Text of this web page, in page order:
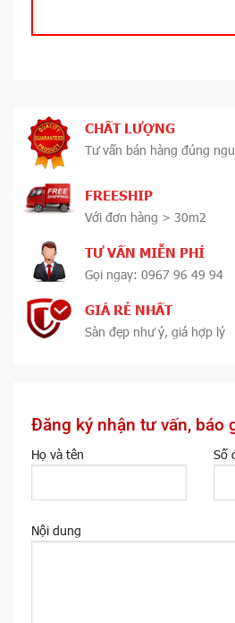
CHẤT LƯỢNG
Tư vấn bán hàng đúng
FREESHIP
Với đơn hàng > 30m2
TƯ VẤN MIỄN PHÍ
Gọi ngay: 0967 96 49 94
GIÁ RẺ NHẤT
Sàn đẹp như ý, giá hợp lý
Đăng ký nhận tư vấn, báo
Họ và tên Số
Nội dung